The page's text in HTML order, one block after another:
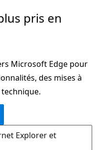
pris en
Microsoft Edge pour
des mises à
Explorer et